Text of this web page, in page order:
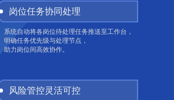
岗位任务协同处理
系统自动将各岗位待处理任务推送至工作台，
明确任务优先级与处理节点，
助力岗位间高效协作。
风险管控灵活可控